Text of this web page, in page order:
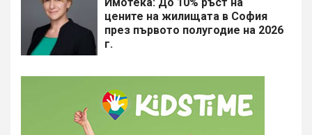
цените на жилищата в София
през първото полугодие на 2026
г.